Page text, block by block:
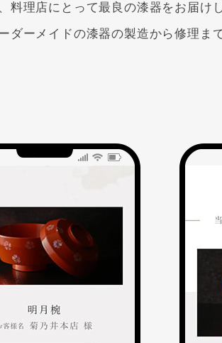
理店にとって最良の漆器をお届け
ダーメイドの漆器の製造から修理ま